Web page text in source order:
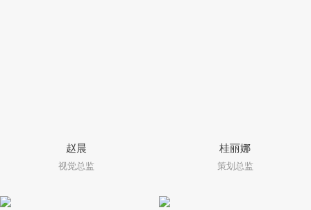
赵晨
视觉总监
桂丽娜
策划总监